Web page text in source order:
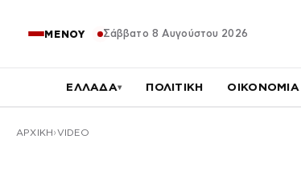
ΜΕΝΟΥ Σάββατο 8 Αυγούστου 2026
ΕΛΛΑΔΑ▾ ΠΟΛΙΤΙΚΗ ΟΙΚΟΝΟΜΙΑ
ΑΡΧΙΚΉ VIDEO